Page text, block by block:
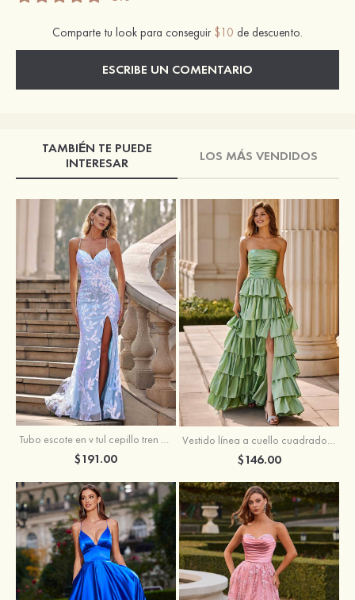
Comparte tu look para conseguir $10 de descuento.
ESCRIBE UN COMENTARIO
TAMBIÉN TE PUEDE
INTERESAR
LOS MÁS VENDIDOS
Tubo escote en v tul cepillo tren vestido de graduación
$191.00 $146.00